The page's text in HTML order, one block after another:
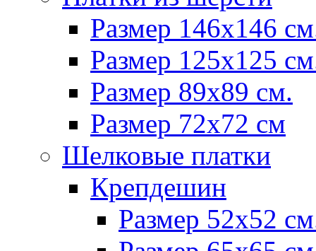
Размер 146х146
Размер 125х125
Размер 89х89 см.
Размер 72x72 см
Шелковые платки
Крепдешин
Размер 52х52